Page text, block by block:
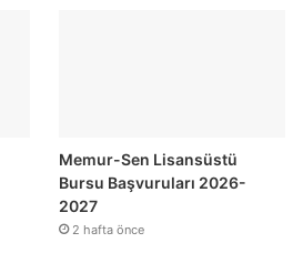
Memur-Sen Lisansüstü
Bursu Başvuruları 2026-
2027
2 hafta önce